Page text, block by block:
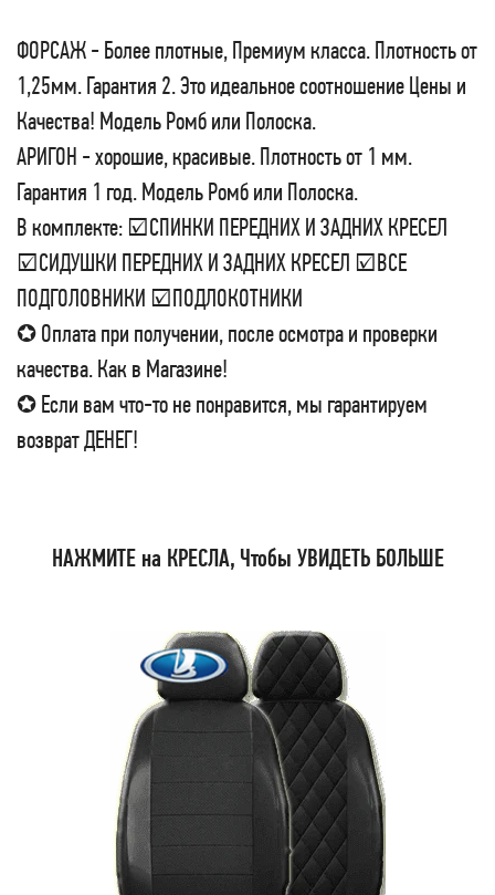
ФОРСАЖ - Более плотные, Премиум класса. Плотность от
1,25мм. Гарантия 2. Это идеальное соотношение Цены и
Качества! Модель Ромб или Полоска.
АРИГОН - хорошие, красивые. Плотность от 1 мм.
Гарантия 1 год. Модель Ромб или Полоска.
В комплекте: ☑СПИНКИ ПЕРЕДНИХ И ЗАДНИХ КРЕСЕЛ
☑СИДУШКИ ПЕРЕДНИХ И ЗАДНИХ КРЕСЕЛ ☑ВСЕ
ПОДГОЛОВНИКИ ☑ПОДЛОКОТНИКИ
✪ Оплата при получении, после осмотра и проверки
качества. Как в Магазине!
✪ Если вам что-то не понравится, мы гарантируем
возврат ДЕНЕГ!
НАЖМИТЕ на КРЕСЛА, Чтобы УВИДЕТЬ БОЛЬШЕ